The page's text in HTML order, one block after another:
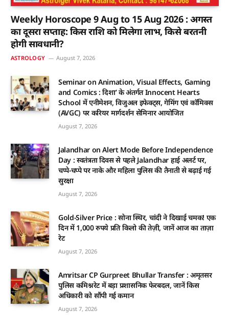
Weekly Horoscope 9 Aug to 15 Aug 2026 : अगस्त
का दूसरा सप्ताह: किस राशि को मिलेगा लाभ, किसे बरतनी
होगी सावधानी?
ASTROLOGY August 7, 2026
Seminar on Animation, Visual Effects, Gaming
and Comics : दिशा’ के अंतर्गत Innocent Hearts
School में एनीमेशन, विजुअल इफेक्ट्स, गेमिंग एवं कॉमिक्स
(AVGC) पर करियर मार्गदर्शन सेमिनार आयोजित
August 7, 2026
Jalandhar on Alert Mode Before Independence
Day : स्वतंत्रता दिवस से पहले Jalandhar हाई अलर्ट पर,
चप्पे-चप्पे पर नाके और महिला पुलिस की तैनाती से बढ़ाई गई
सुरक्षा
August 7, 2026
Gold-Silver Price : सोना स्थिर, चांदी ने दिखाई चमक! एक
दिन में 1,000 रुपये प्रति किलो की तेज़ी, जानें आज का ताज़ा
रेट
August 7, 2026
Amritsar CP Gurpreet Bhullar Transfer : अमृतसर
पुलिस कमिश्नरेट में बड़ा प्रशासनिक फेरबदल, जानें किस
अधिकारी को सौंपी गई कमान
August 7, 2026